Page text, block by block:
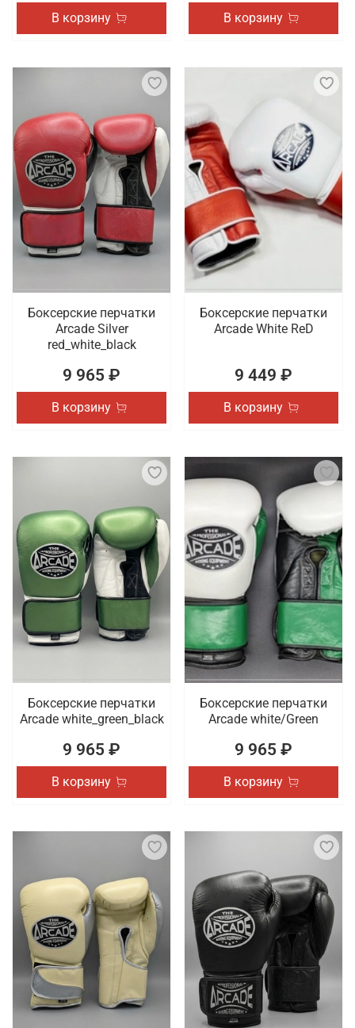
В корзину В корзину
Боксерские перчатки
Arcade Silver
red_white_black
9 965 ₽
В корзину
Боксерские перчатки
Arcade White ReD
9 449 ₽
В корзину
Боксерские перчатки
Arcade white_green_black
9 965 ₽
В корзину
Боксерские перчатки
Arcade white/Green
9 965 ₽
В корзину